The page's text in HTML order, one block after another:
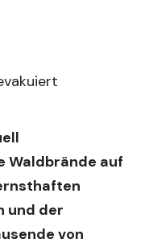
Waldbrände auf
und der
von